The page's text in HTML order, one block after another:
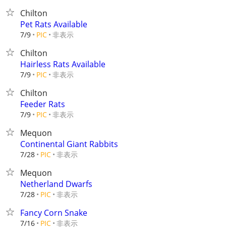
Chilton
Pet Rats Available
7/9 PIC 非表示
Chilton
Hairless Rats Available
7/9 PIC 非表示
Chilton
Feeder Rats
7/9 PIC 非表示
Mequon
Continental Giant Rabbits
7/28 PIC 非表示
Mequon
Netherland Dwarfs
7/28 PIC 非表示
Fancy Corn Snake
7/16 PIC 非表示